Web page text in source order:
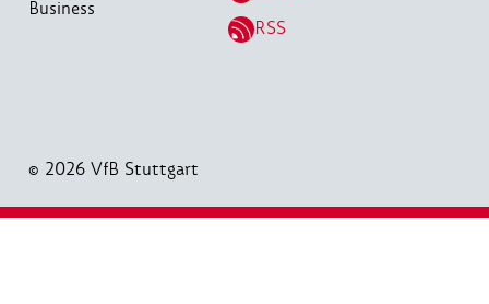
Business
RSS
© 2026 VfB Stuttgart